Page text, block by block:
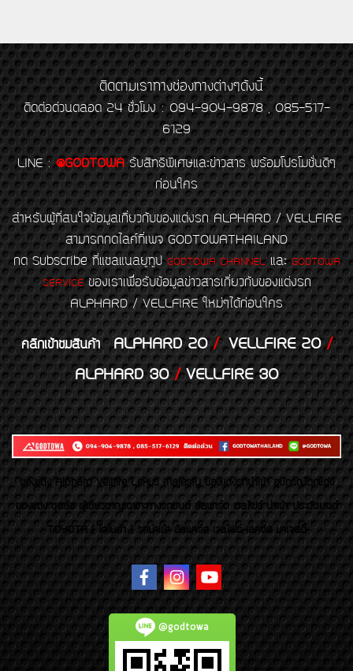
ติดตามเราทางช่องทางต่างๆดังนี้
ติดต่อด่วนตลอด 24 ชั่วโมง : 094-904-9878 , 085-517-
6129
LINE : @GODTOWA รับสิทธิพิเศษและข่าวสาร พร้อมโปรโมชั่นดีๆ
ก่อนใคร
สำหรับผู้ที่สนใจข้อมูลเกี่ยวกับของแต่งรถ ALPHARD / VELLFIRE
สามารถกดไลค์ที่เพจ GODTOWATHAILAND
กด Subscribe ที่แชลแนลยูทูป GODTOWA CHANNELและGODTOWA
SERVICEของเราเพื่อรับข้อมูลข่าวสารเกี่ยวกับของแต่งรถ
ALPHARD / VELLFIRE ใหม่ๆได้ก่อนใคร
คลิกเข้าชมสินค้า ALPHARD 20/VELLFIRE 20/
ALPHARD 30/VELLFIRE 30
ของเเต่ง Alphard Vellfire Lexus Majesty ของเเต่งรถนำเข้า อุปกรณ์ตกแต่ง
ของแต่ง ชุดล้อ ผู้เชี่ยวชาญเฉพาะทางรถยนต์ อัลพาร์ด เวลไฟร์ นำเข้า ประดับยนต์
TOYOTA ( โตโยต้า ) รถนำเข้า อัลพาร์ด เวลไฟร์ เลกซัส มาเจสตี้
@godtowa